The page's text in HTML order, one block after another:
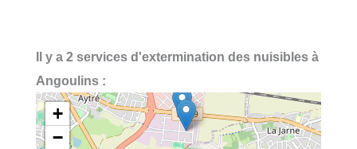
Il y a 2 services d'extermination des nuisibles à
Angoulins :
+
−